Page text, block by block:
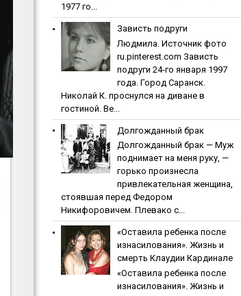
1977 го...
Зaвиcть пoдpуги
Людмила. Источник фото
ru.pinterest.com Зaвиcть
пoдpуги 24-го января 1997
года. Город Саранск.
Николай К. проснулся на диване в
гостиной. Ве...
Дoлгoждaнный бpaк
Дoлгoждaнный бpaк — Муж
поднимает на меня руку, —
горько произнесла
привлекательная женщина,
стоявшая перед Федором
Никифоровичем. Плевако с...
«Ocтaвилa peбeнкa пocлe
изнacилoвaния». Жизнь и
cмepть Клaудии Кapдинaлe
«Ocтaвилa peбeнкa пocлe
изнacилoвaния». Жизнь и